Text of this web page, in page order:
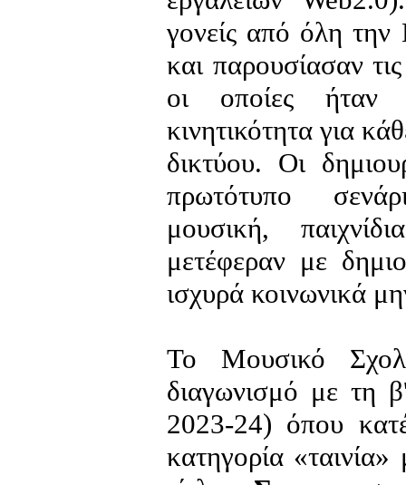
γονείς από όλη
και παρουσίασαν
οι οποίες ήταν
κινητικότητα για
δικτύου. Οι
πρωτότυπο
μουσική,
μετέφεραν με
ισχυρά κοινωνικά
Το Μουσικό
διαγωνισμό με τη
2023-24) όπου
κατηγορία